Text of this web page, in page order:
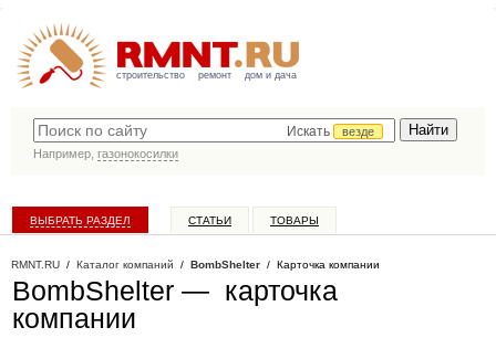
строительство ремонт дом и дача
Искать
везде
Например, газонокосилки
ВЫБРАТЬ РАЗДЕЛ СТАТЬИ ТОВАРЫ
RMNT.RU / Каталог компаний / BombShelter / Карточка компании
BombShelter — карточка
компании